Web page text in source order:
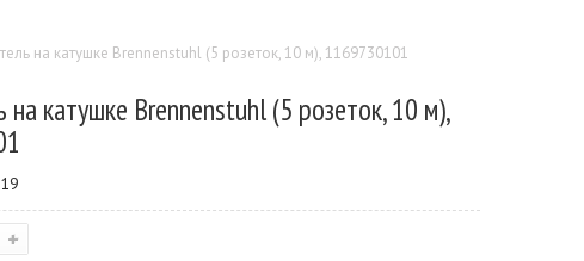
на катушке Brennenstuhl (5 розеток, 10 м), 1169730101
на катушке Brennenstuhl (5 розеток, 10 м),
+